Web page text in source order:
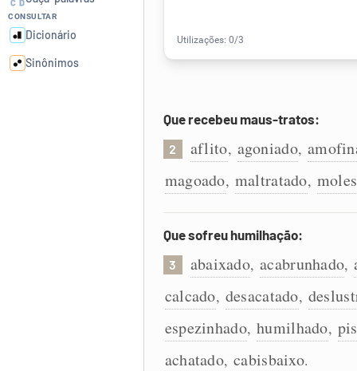
Humanizador de IA
CONSULTAR
Dicionário
Sinônimos
Que recebeu maus-tratos:
2 aflito, agoniado,
magoado, maltratado,
Que sofreu humilhação:
3 abaixado, acabrunhado,
calcado, desacatado,
espezinhado, humilhado,
achatado, cabisbaixo.